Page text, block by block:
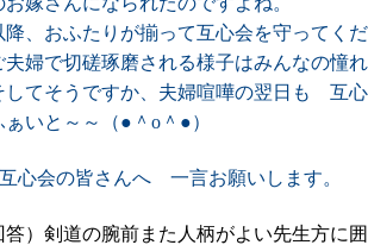
降、おふたりが揃って互心会を守ってく
夫婦で切磋琢磨される様子はみんなの憧
してそうですか、夫婦喧嘩の翌日も 互
ぁいと～～（●＾o＾●）
心会の皆さんへ 一言お願いします。
答）剣道の腕前また人柄がよい先生方に